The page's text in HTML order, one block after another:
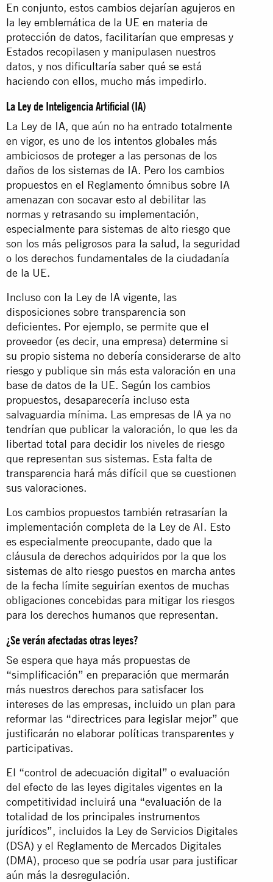
En conjunto, estos cambios dejarían agujeros en
la ley emblemática de la UE en materia de
protección de datos, facilitarían que empresas y
Estados recopilasen y manipulasen nuestros
datos, y nos dificultaría saber qué se está
haciendo con ellos, mucho más impedirlo.
La Ley de Inteligencia Artificial (IA)
La Ley de IA, que aún no ha entrado totalmente
en vigor, es uno de los intentos globales más
ambiciosos de proteger a las personas de los
daños de los sistemas de IA. Pero los cambios
propuestos en el Reglamento ómnibus sobre IA
amenazan con socavar esto al debilitar las
normas y retrasando su implementación,
especialmente para sistemas de alto riesgo que
son los más peligrosos para la salud, la seguridad
o los derechos fundamentales de la ciudadanía
de la UE.
Incluso con la Ley de IA vigente, las
disposiciones sobre transparencia son
deficientes. Por ejemplo, se permite que el
proveedor (es decir, una empresa) determine si
su propio sistema no debería considerarse de alto
riesgo y publique sin más esta valoración en una
base de datos de la UE. Según los cambios
propuestos, desaparecería incluso esta
salvaguardia mínima. Las empresas de IA ya no
tendrían que publicar la valoración, lo que les da
libertad total para decidir los niveles de riesgo
que representan sus sistemas. Esta falta de
transparencia hará más difícil que se cuestionen
sus valoraciones.
Los cambios propuestos también retrasarían la
implementación completa de la Ley de AI. Esto
es especialmente preocupante, dado que la
cláusula de derechos adquiridos por la que los
sistemas de alto riesgo puestos en marcha antes
de la fecha límite seguirían exentos de muchas
obligaciones concebidas para mitigar los riesgos
para los derechos humanos que representan.
¿Se verán afectadas otras leyes?
Se espera que haya más propuestas de
“simplificación” en preparación que mermarán
más nuestros derechos para satisfacer los
intereses de las empresas, incluido un plan para
reformar las “directrices para legislar mejor” que
justificarán no elaborar políticas transparentes y
participativas.
El “control de adecuación digital” o evaluación
del efecto de las leyes digitales vigentes en la
competitividad incluirá una “evaluación de la
totalidad de los principales instrumentos
jurídicos”, incluidos la Ley de Servicios Digitales
(DSA) y el Reglamento de Mercados Digitales
(DMA), proceso que se podría usar para justificar
aún más la desregulación.